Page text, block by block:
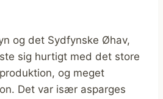
og det Sydfynske Øhav,
sig hurtigt med det store
og meget
Det var især asparges